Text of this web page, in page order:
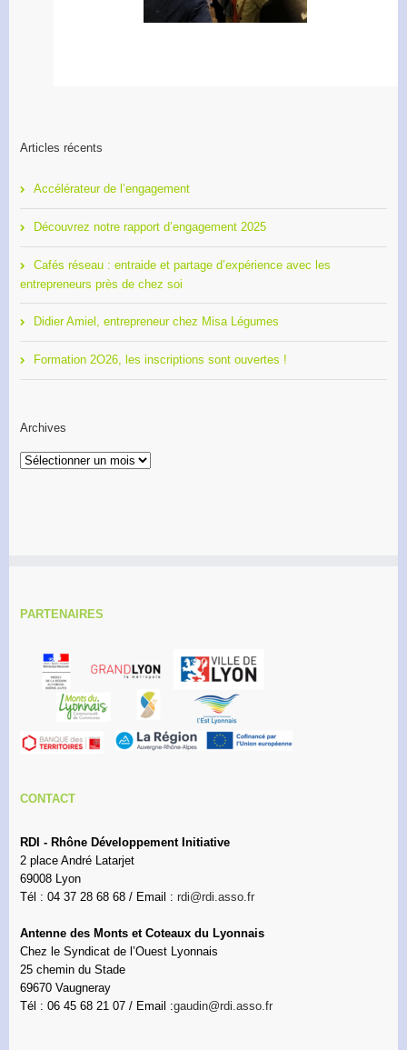
Articles récents
Accélérateur de l’engagement
Découvrez notre rapport d’engagement 2025
Cafés réseau : entraide et partage d’expérience avec les
entrepreneurs près de chez soi
Didier Amiel, entrepreneur chez Misa Légumes
Formation 2O26, les inscriptions sont ouvertes !
Archives
Archives
PARTENAIRES
CONTACT
RDI - Rhône Développement Initiative
2 place André Latarjet
69008 Lyon
Tél : 04 37 28 68 68 / Email : rdi@rdi.asso.fr
Antenne des Monts et Coteaux du Lyonnais
Chez le Syndicat de l’Ouest Lyonnais
25 chemin du Stade
69670 Vaugneray
Tél : 06 45 68 21 07 / Email :gaudin@rdi.asso.fr